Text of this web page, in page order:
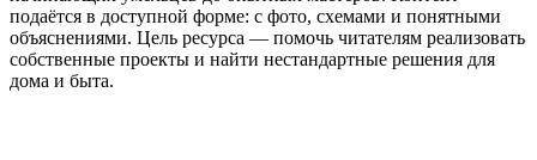
подаётся в доступной форме: с фото, схемами и понятными
объяснениями. Цель ресурса — помочь читателям реализовать
собственные проекты и найти нестандартные решения для
дома и быта.